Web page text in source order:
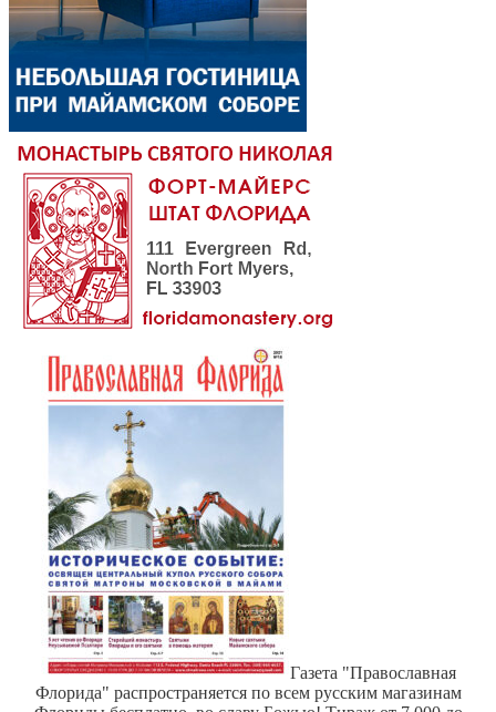
Газета "Православная
Флорида" распространяется по всем русским магазинам